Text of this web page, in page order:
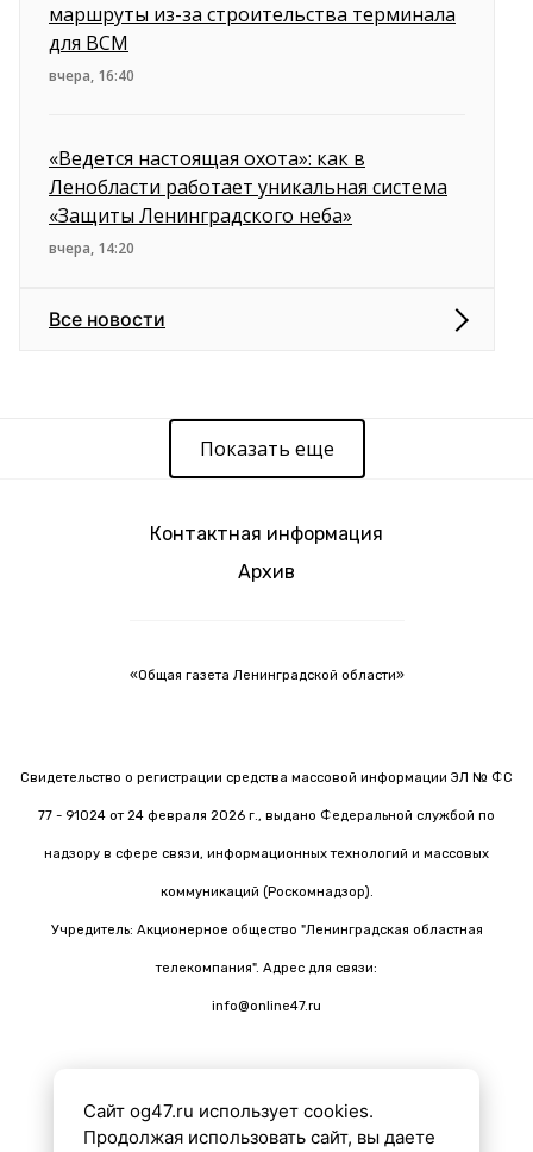
маршруты из-за строительства терминала
для ВСМ
вчера, 16:40
«Ведется настоящая охота»: как в
Ленобласти работает уникальная система
«Защиты Ленинградского неба»
вчера, 14:20
Все новости
Показать еще
Контактная информация
Архив
«Общая газета Ленинградской области»
Свидетельство о регистрации средства массовой информации ЭЛ № ФС
77 - 91024 от 24 февраля 2026 г., выдано Федеральной службой по
надзору в сфере связи, информационных технологий и массовых
коммуникаций (Роскомнадзор).
Учредитель: Акционерное общество "Ленинградская областная
телекомпания". Адрес для связи:
info@online47.ru
Все материалы на сайте подготовлены с помощью ИИ
Сайт og47.ru использует cookies.
Продолжая использовать сайт, вы даете